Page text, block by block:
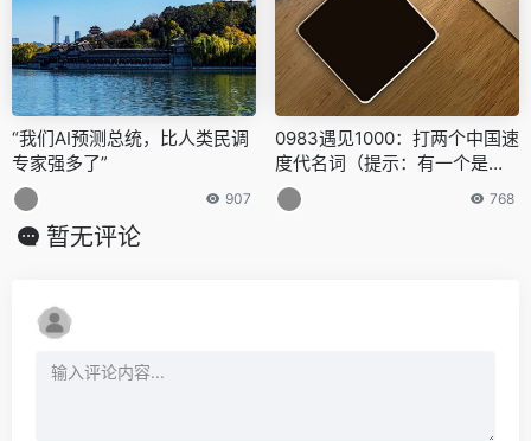
“我们AI预测总统，比人类民调
专家强多了”
907
0983遇见1000：打两个中国速
度代名词（提示：有一个是亚
洲飞人）
768
暂无评论